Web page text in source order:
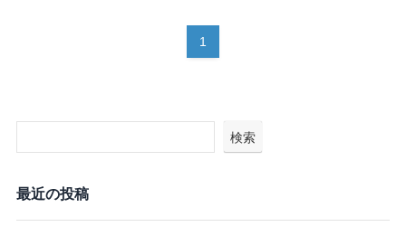
1
検索
最近の投稿